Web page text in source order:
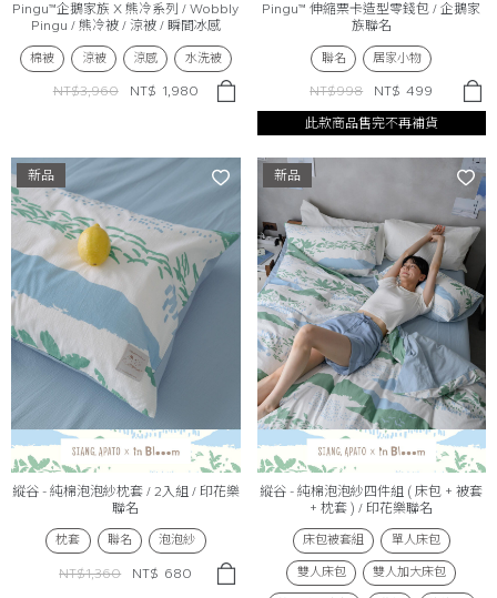
Pingu™企鵝家族 X 熊冷系列 / Wobbly
Pingu / 熊冷被 / 涼被 / 瞬間冰感
Extreme Cool
棉被 涼被 涼感 水洗被
NT$3,960 NT$ 1,980
Pingu™ 伸縮票卡造型零錢包 / 企鵝家
族聯名
聯名 居家小物
NT$998 NT$ 499
此款商品售完不再補貨
新品
縱谷 - 純棉泡泡紗枕套 / 2入組 / 印花樂
聯名
枕套 聯名 泡泡紗
NT$1,360 NT$ 680
新品
縱谷 - 純棉泡泡紗四件組 ( 床包 + 被套
+ 枕套 ) / 印花樂聯名
床包被套組 單人床包
雙人床包 雙人加大床包